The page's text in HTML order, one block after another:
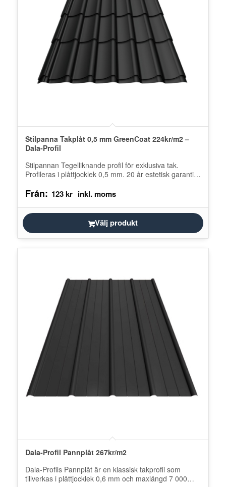
Stilpanna Takplåt 0,5 mm GreenCoat 224kr/m2 –
Dala-Profil
Stilpannan Tegelliknande profil för exklusiva tak.
Profileras i plåttjocklek 0,5 mm. 20 år estetisk garanti.
Från: 123kr
Välj produkt
Dala-Profil Pannplåt 267kr/m2
Dala-Profils Pannplåt är en klassisk takprofil som
tillverkas i plåttjocklek 0,6 mm och maxlängd 7 000